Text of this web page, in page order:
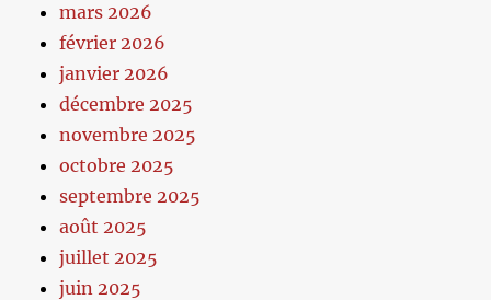
mars 2026
février 2026
janvier 2026
décembre 2025
novembre 2025
octobre 2025
septembre 2025
août 2025
juillet 2025
juin 2025